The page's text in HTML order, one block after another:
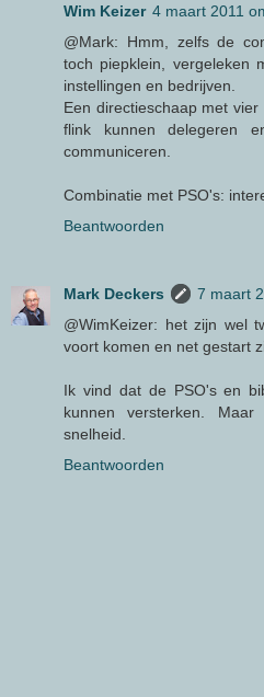
Wim Keizer 4 maart 2011
@Mark: Hmm, zelfs de
toch piepklein, vergeleken
instellingen en bedrijven.
Een directieschaap met
flink kunnen delegeren
communiceren.
Combinatie met PSO's:
Beantwoorden
Mark Deckers
7 maart
@WimKeizer: het zijn wel
voort komen en net gestart
Ik vind dat de PSO's en
kunnen versterken.
snelheid.
Beantwoorden